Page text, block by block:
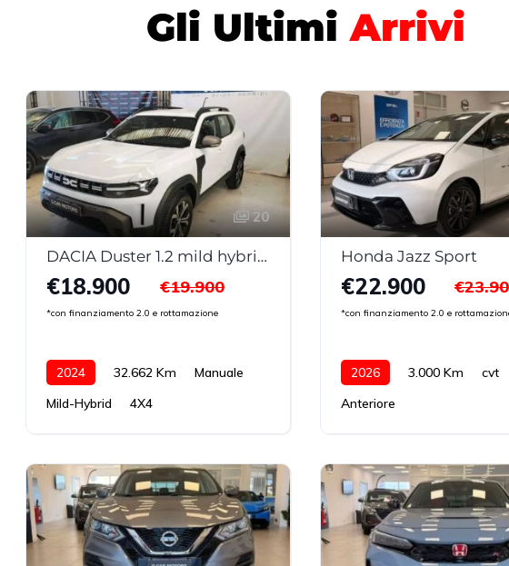
Gli UltimiArrivi
20
DACIA Duster 1.2 mild hybrid 130 cv 4×4 Expression
€18.900
*con finanziamento 2.0 e rottamazione
€19.900
2024 32.662 Km
Manuale
Mild-Hybrid
4X4
Honda Jazz Sport
€22.900
*con finanziamento 2.0 e
2026 3.000 Km
cvt
Anteriore